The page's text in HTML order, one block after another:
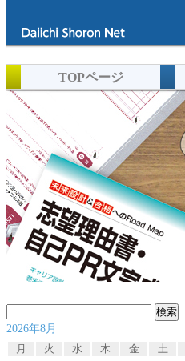
TOPページ
索:
2026年8月
月
火 水 木 金 土